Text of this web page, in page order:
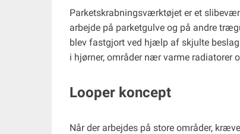
Parketskrabningsværktøjet er et
arbejde på parketgulve og på andre
blev fastgjort ved hjælp af skjulte
i hjørner, områder nær varme radiatorer
Looper koncept
Når der arbejdes på store områder,